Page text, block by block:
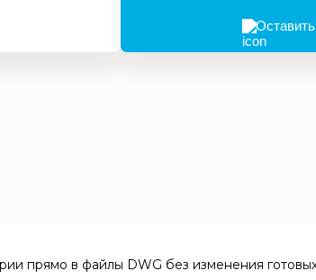
прямо в файлы DWG без изменения